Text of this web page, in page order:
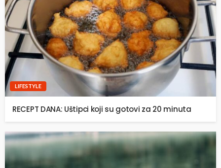
LIFESTYLE
RECEPT DANA: Uštipci koji su gotovi za 20 minuta